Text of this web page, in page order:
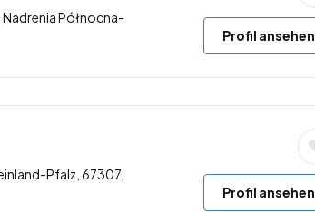
Północna-
Profil ansehen
Pfalz, 67307,
Profil ansehen